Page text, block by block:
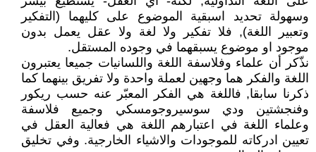
وسهولة تحديد اسبقية الموضوع على كليهما (التفكير
وتعبير اللغة), فلا تفكير ولا لغة ولا عقل يعمل بدون
موجود او موضوع يسبقهما في وجوده المستقل.
نذّكر أن علماء وفلاسفة اللغة واللسانيات جميعا يعتبرون
اللغة والفكر هما وجهين لعملة واحدة ولا تفريق بينهما كما
ذكرنا سابقا, فاللغة هي الفكر المعبّر عنه حسب ريكور
وفنجشتين ودي سوسيروجومسكي وجميع فلاسفة
وعلماء اللغة في اعتبارهم اللغة هي فعالية العقل في
تعيين ادركاته للموجودات والاشياء الخارجية. وفي تخليق